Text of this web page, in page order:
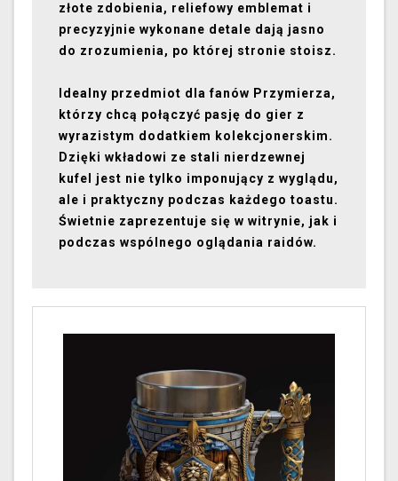
złote zdobienia, reliefowy emblemat i
precyzyjnie wykonane detale dają jasno
do zrozumienia, po której stronie stoisz.
Idealny przedmiot dla fanów Przymierza,
którzy chcą połączyć pasję do gier z
wyrazistym dodatkiem kolekcjonerskim.
Dzięki wkładowi ze stali nierdzewnej
kufel jest nie tylko imponujący z wyglądu,
ale i praktyczny podczas każdego toastu.
Świetnie zaprezentuje się w witrynie, jak i
podczas wspólnego oglądania raidów.